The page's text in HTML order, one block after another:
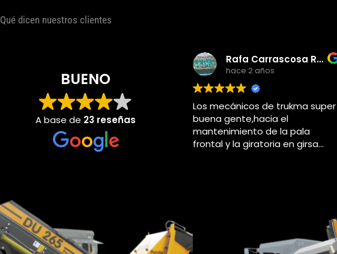
Qué dicen nuestros clientes
BUENO
A base de 23 reseñas
Rafa Carrascosa Rodriguez
hace 2 años
Los mecánicos de trukma super
buena gente,hacia el
mantenimiento de la pala
frontal y la giratoria en girsa